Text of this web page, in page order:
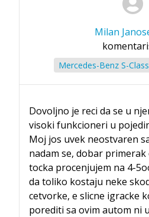
Milan
Mercedes-Benz S-
Dovoljno je reci da se u
visoki funkcioneri u
Moj jos uvek neostvaren
nadam se, dobar
tocka procenjujem na 4-
da toliko kostaju neke
cetvorke, e slicne igracke
porediti sa ovim autom ni